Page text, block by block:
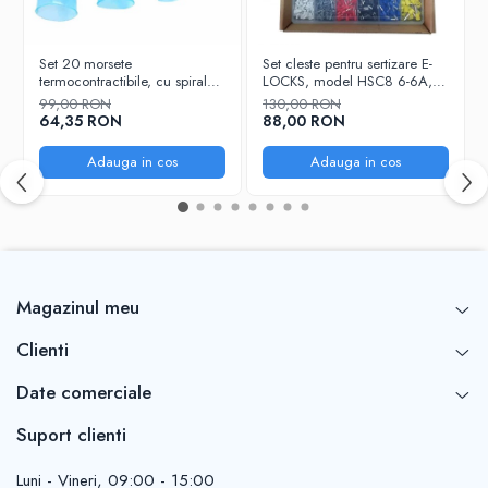
Set 20 morsete
termocontractibile, cu spirala
de cupru si lipire cu cositor, E-
LOCKS, multicolor, diametru
3,3 - 9,0 mm
99,00 RON
64,35 RON
Adauga in cos
Set cleste pentru sertizare E-
LOCKS, model HSC8 6-6A,
cu sase falci + 1900 buc
terminale conductori
130,00 RON
88,00 RON
Adauga in cos
Magazinul meu
Clienti
Date comerciale
Suport clienti
Luni - Vineri, 09:00 - 15:00